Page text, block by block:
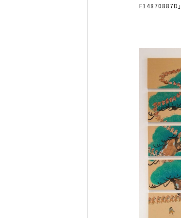
F14870887D」